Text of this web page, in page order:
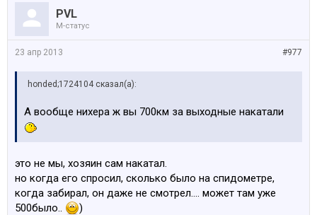
PVL
M-статус
#977
23 апр 2013
honded;1724104 сказал(а):
А вообще нихера ж вы 700км за выходные накатали
это не мы, хозяин сам накатал.
но когда его спросил, сколько было на спидометре,
когда забирал, он даже не смотрел.... может там уже
500было..
)